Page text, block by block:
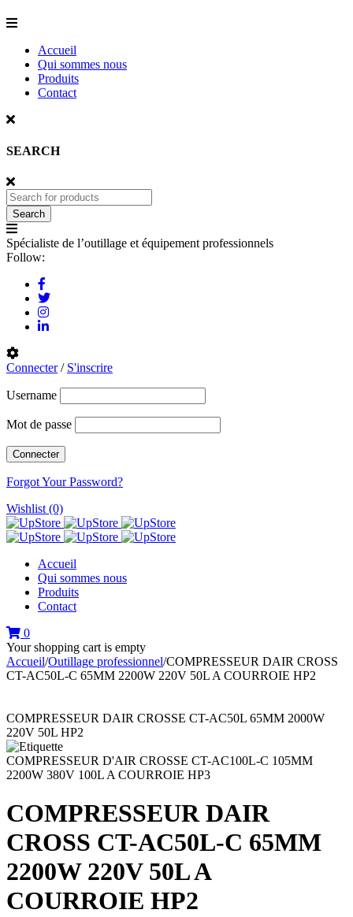
Accueil
Qui sommes nous
Produits
Contact
SEARCH
Spécialiste de l’outillage et équipement professionnels
Follow:
Connecter/ S'inscrire
Username
Mot de passe
Forgot Your Password?
Wishlist (0)
Accueil
Qui sommes nous
Produits
Contact
0
Your shopping cart is empty
Accueil/Outillage professionnel/COMPRESSEUR DAIR CROSS
CT-AC50L-C 65MM 2200W 220V 50L A COURROIE HP2
COMPRESSEUR DAIR CROSSE CT-AC50L 65MM 2000W
220V 50L HP2
COMPRESSEUR D'AIR CROSSE CT-AC100L-C 105MM
2200W 380V 100L A COURROIE HP3
COMPRESSEUR DAIR
CROSS CT-AC50L-C 65MM
2200W 220V 50L A
COURROIE HP2